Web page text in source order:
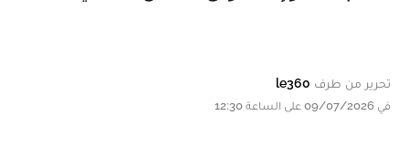
تحرير من طرف le360
في 09/07/2026 على الساعة 12:30